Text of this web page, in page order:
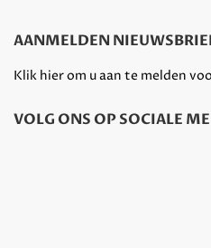
AANMELDEN
Klik hier om u aan te melden
VOLG ONS OP SOCIALE